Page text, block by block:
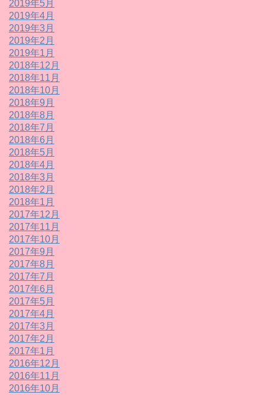
2019年5月
2019年4月
2019年3月
2019年2月
2019年1月
2018年12月
2018年11月
2018年10月
2018年9月
2018年8月
2018年7月
2018年6月
2018年5月
2018年4月
2018年3月
2018年2月
2018年1月
2017年12月
2017年11月
2017年10月
2017年9月
2017年8月
2017年7月
2017年6月
2017年5月
2017年4月
2017年3月
2017年2月
2017年1月
2016年12月
2016年11月
2016年10月